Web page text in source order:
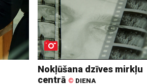
Nokļūšana dzīves mirkļu
centrā © DIENA